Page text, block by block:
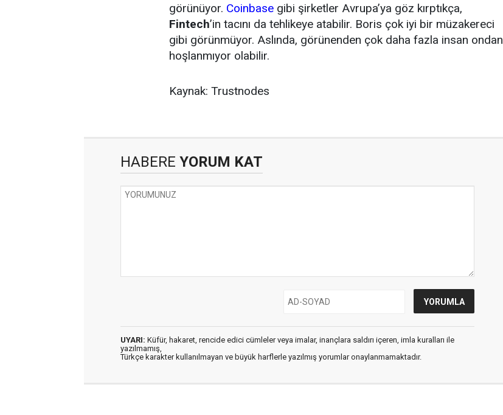
görünüyor. Coinbase gibi şirketler Avrupa’ya göz kırptıkça,
Fintech’in tacını da tehlikeye atabilir. Boris çok iyi bir müzakereci
gibi görünmüyor. Aslında, görünenden çok daha fazla insan ondan
hoşlanmıyor olabilir.
Kaynak: Trustnodes
HABERE YORUM KAT
UYARI: Küfür, hakaret, rencide edici cümleler veya imalar, inançlara saldırı içeren, imla kuralları ile
yazılmamış,
Türkçe karakter kullanılmayan ve büyük harflerle yazılmış yorumlar onaylanmamaktadır.